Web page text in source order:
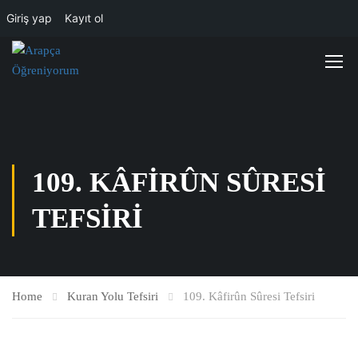
Giriş yap Kayıt ol
109. KÂFIRÛN SÛRESI
TEFSIRI
Home Kuran Yolu Tefsiri 109. Kâfirûn Sûresi Tefsiri